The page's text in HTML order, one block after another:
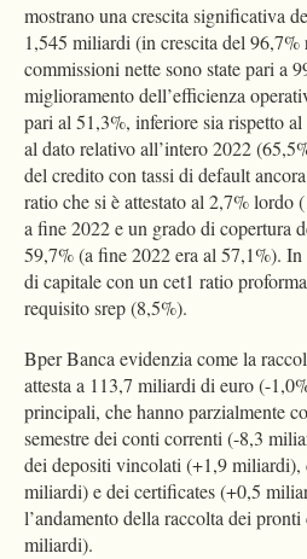
mostrano una crescita significativa
1,545 miliardi (in crescita del
commissioni nette sono state pari a
miglioramento dell’efficienza
pari al 51,3%, inferiore sia rispetto
al dato relativo all’intero 2022
del credito con tassi di default
ratio che si è attestato al 2,7% lordo
a fine 2022 e un grado di copertura
59,7% (a fine 2022 era al 57,1%).
di capitale con un cet1 ratio
requisito srep (8,5%).
Bper Banca evidenzia come la
attesta a 113,7 miliardi di euro (-
principali, che hanno parzialmente
semestre dei conti correnti (-8,3
dei depositi vincolati (+1,9 miliardi),
miliardi) e dei certificates (+0,5
l’andamento della raccolta dei
miliardi).